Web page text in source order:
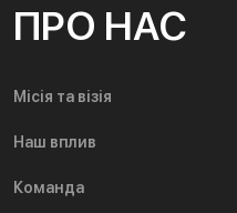
ПРО НАС
Місія та візія
Наш вплив
Команда